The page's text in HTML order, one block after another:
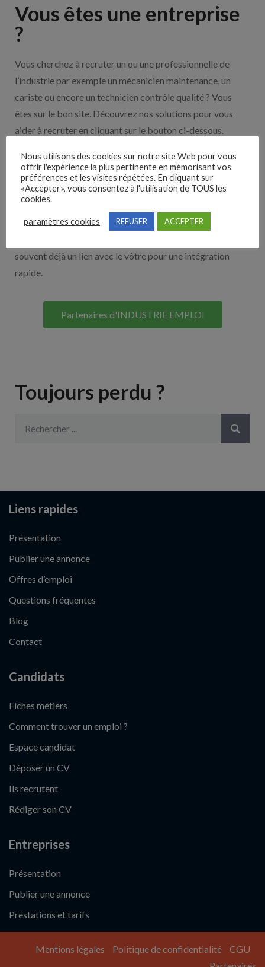
Vous êtes une entreprise
?
Vous cherchez à recruter un ou une professionnelle de
l’industrie par exemple un mécanicien maintenance, un
cariste ou encore un technicien contrôle qualité ? Vous
êtes sur le bon site. Découvrez nos solutions pour vous
aider à recruter en cliquant sur le bouton ci-dessous.
Nos solutions entreprises
Découvrez nos partenaires ! Moteurs de recherches,
multidiffuseurs, sites payant… nombreux sont nos
souvent déjà un lien avec le vôtre pour une intégration
rapide.
Partenaires d'INDUSTRIE EMPLOI
Toujours perdu ?
Liens rapides
Présentation
Publier une annonce
Offres d’emploi
Questions fréquentes
Blog
Contact
Candidats
Fiches métiers
Comment trouver un emploi ?
Espace candidat
Déposer un CV
Ils recrutent
Rédiger son CV
Entreprises
Présentation
Publier une annonce
Prestations et tarifs
Mentions légales Politique de confidentialité
CGU
Nous utilisons des cookies sur notre site Web pour vous
offrir l'expérience la plus pertinente en mémorisant vos
préférences et les visites répétées. En cliquant sur
«Accepter», vous consentez à l'utilisation de TOUS les
cookies.
paramètres cookies REFUSER ACCEPTER